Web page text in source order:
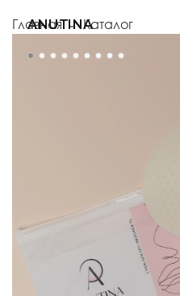
ANUTINA
Главная Каталог